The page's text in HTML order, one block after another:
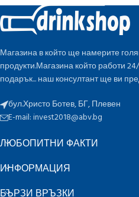
Магазина в който ще намерите
продукти.Магазина който работи
подарък... наш консултант ще ви
бул.Христо Ботев, БГ, Плевен
E-mail:invest2018@abv.bg
ЛЮБОПИТНИ ФАКТИ
ИНФОРМАЦИЯ
БЪРЗИ ВРЪЗКИ